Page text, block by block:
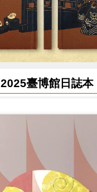
2025臺博館日誌本